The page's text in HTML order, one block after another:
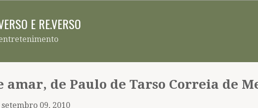
E RE.VERSO
amar, de Paulo de Tarso Correia de
09, 2010